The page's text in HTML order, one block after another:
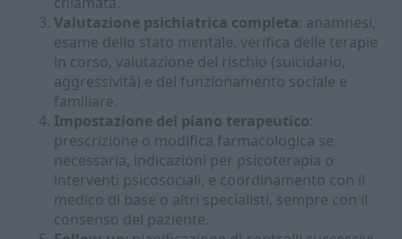
Valutazione psichiatrica completa: anamnesi,
esame dello stato mentale, verifica delle terapie
in corso, valutazione del rischio (suicidario,
aggressività) e del funzionamento sociale e
familiare.
Impostazione del piano terapeutico:
prescrizione o modifica farmacologica se
necessaria, indicazioni per psicoterapia o
interventi psicosociali, e coordinamento con il
medico di base o altri specialisti, sempre con il
consenso del paziente.